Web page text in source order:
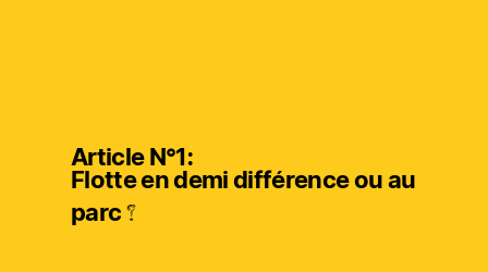
Article N°1:
Flotte en demi différence ou au
parc ?